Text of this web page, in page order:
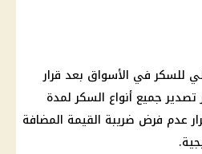
للسكر في الأسواق بعد قرار
تصدير جميع أنواع السكر لمدة
عدم فرض ضريبة القيمة المضافة